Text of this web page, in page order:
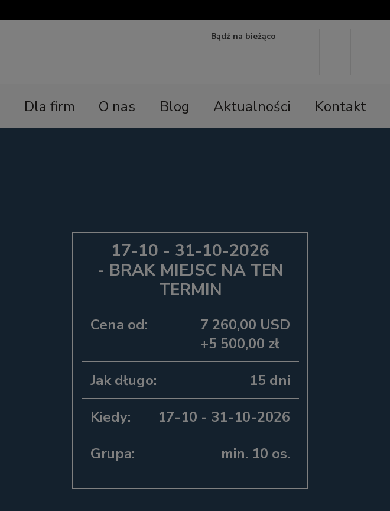
Bądź na bieżąco
Dla firm O nas Blog Aktualności Kontakt
17-10 - 31-10-2026
- BRAK MIEJSC NA TEN
TERMIN
Cena od:
7 260,00 USD
+5 500,00 zł
Jak długo:
15 dni
Kiedy:
17-10 - 31-10-2026
Grupa:
min. 10 os.